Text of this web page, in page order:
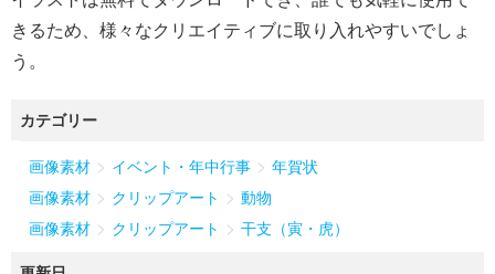
きるため、様々なクリエイティブに取り入れやすいでしょ
う。
カテゴリー
画像素材 > イベント・年中行事 > 年賀状
画像素材 > クリップアート > 動物
画像素材 > クリップアート > 干支（寅・虎）